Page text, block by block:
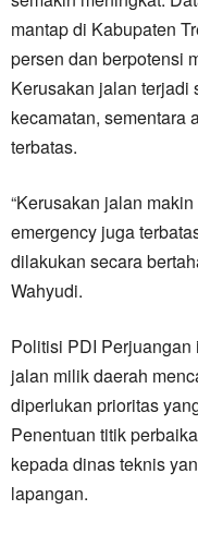
mantap di Kabupaten
persen dan berpotensi
Kerusakan jalan terjadi
kecamatan, sementara
terbatas.
“Kerusakan jalan
emergency juga
dilakukan secara
Wahyudi.
Politisi PDI
jalan milik daerah
diperlukan prioritas
Penentuan titik
kepada dinas teknis
lapangan.